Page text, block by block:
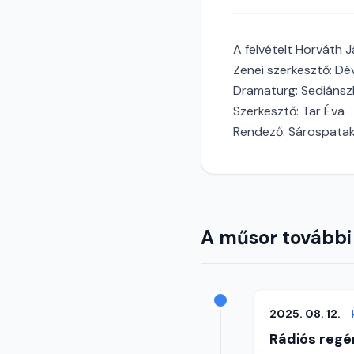
A felvételt Horváth
Zenei szerkesztő:
Dramaturg:
Szerkesztő: Tar Éva
Rendező:
A műsor
2025. 08. 12.
Rádiós